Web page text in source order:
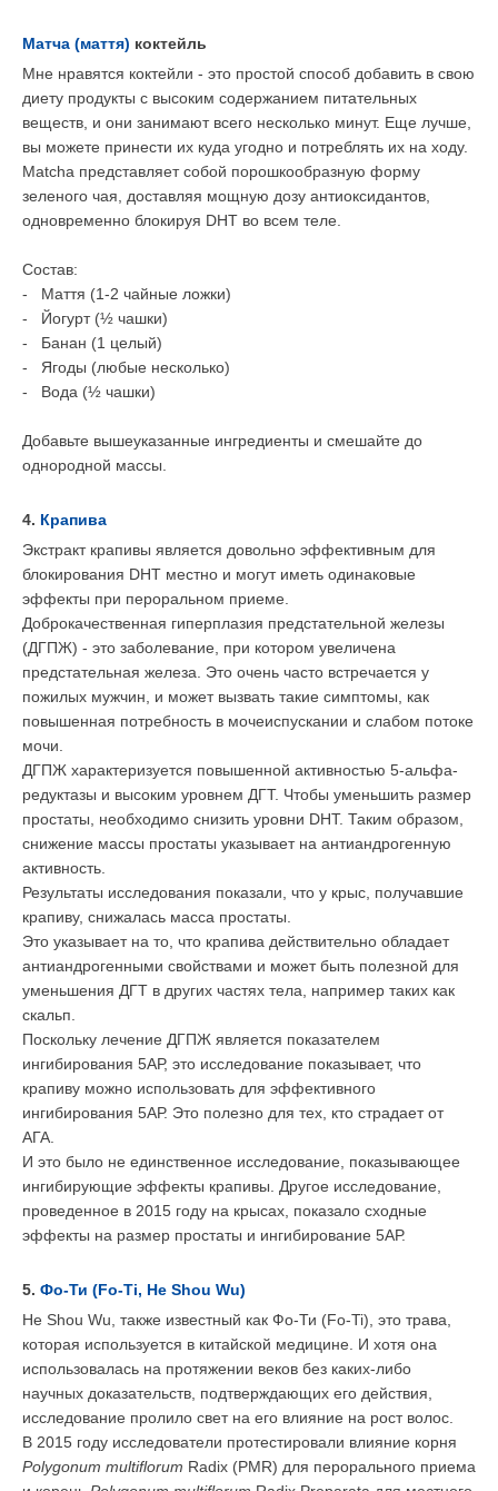
Матча (маття) коктейль
Мне нравятся коктейли - это простой способ добавить в свою
диету продукты с высоким содержанием питательных
веществ, и они занимают всего несколько минут. Еще лучше,
вы можете принести их куда угодно и потреблять их на ходу.
Matcha представляет собой порошкообразную форму
зеленого чая, доставляя мощную дозу антиоксидантов,
одновременно блокируя DHT во всем теле.
Состав:
-
Маття (1-2 чайные ложки)
-
Йогурт (½ чашки)
-
Банан (1 целый)
-
Ягоды (любые несколько)
-
Вода (½ чашки)
Добавьте вышеуказанные ингредиенты и смешайте до
однородной массы.
4. Крапива
Экстракт крапивы является довольно эффективным для
блокирования DHT местно и могут иметь одинаковые
эффекты при пероральном приеме.
Доброкачественная гиперплазия предстательной железы
(ДГПЖ) - это заболевание, при котором увеличена
предстательная железа. Это очень часто встречается у
пожилых мужчин, и может вызвать такие симптомы, как
повышенная потребность в мочеиспускании и слабом потоке
мочи.
ДГПЖ характеризуется повышенной активностью 5-альфа-
редуктазы и высоким уровнем ДГТ. Чтобы уменьшить размер
простаты, необходимо снизить уровни DHT. Таким образом,
снижение массы простаты указывает на антиандрогенную
активность.
Результаты исследования показали, что у крыс, получавшие
крапиву, снижалась масса простаты.
Это указывает на то, что крапива действительно обладает
антиандрогенными свойствами и может быть полезной для
уменьшения ДГТ в других частях тела, например таких как
скальп.
Поскольку лечение ДГПЖ является показателем
ингибирования 5АР, это исследование показывает, что
крапиву можно использовать для эффективного
ингибирования 5АР. Это полезно для тех, кто страдает от
АГА.
И это было не единственное исследование, показывающее
ингибирующие эффекты крапивы. Другое исследование,
проведенное в 2015 году на крысах, показало сходные
эффекты на размер простаты и ингибирование 5АР.
5. Фо-Ти (Fo-Ti, He Shou Wu)
He Shou Wu также известный как Фо-Ти (Fo-Ti), это трава,
которая используется в китайской медицине. И хотя она
использовалась на протяжении веков без каких-либо
научных доказательств, подтверждающих его действия,
исследование пролило свет на его влияние на рост волос.
В 2015 году исследователи протестировали влияние корня
Polygonum multiflorum Radix (PMR) для перорального приема